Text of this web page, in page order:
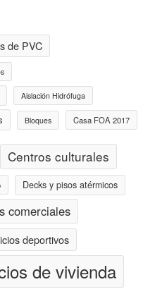
de PVC
Aislación Hidrófuga
Bloques Casa FOA 2017
Centros culturales
Decks y pisos atérmicos
comerciales
deportivos
de vivienda